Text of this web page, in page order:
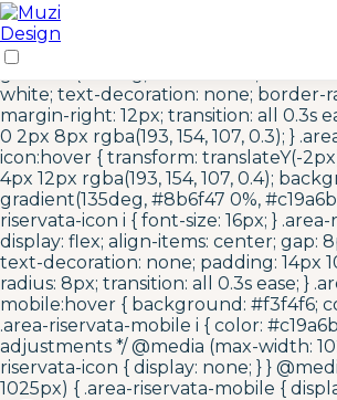
/* Area Riservata Icon Styles */ .area-
display: inline-flex; align-items: center;
center; width: 40px; height: 40px;
white; text-decoration: none; border-
margin-right: 12px; transition: all 0.3s
0 2px 8px rgba(193, 154, 107, 0.3); }
icon:hover { transform: translateY(-
4px 12px rgba(193, 154, 107, 0.4);
gradient(135deg, #8b6f47 0%, #c19a6b
riservata-icon i { font-size: 16px; }
display: flex; align-items: center; gap:
text-decoration: none; padding: 14px
radius: 8px; transition: all 0.3s ease; }
mobile:hover { background: #f3f4f6;
.area-riservata-mobile i { color:
adjustments */ @media (max-width:
riservata-icon { display: none; } }
1025px) { .area-riservata-mobile {